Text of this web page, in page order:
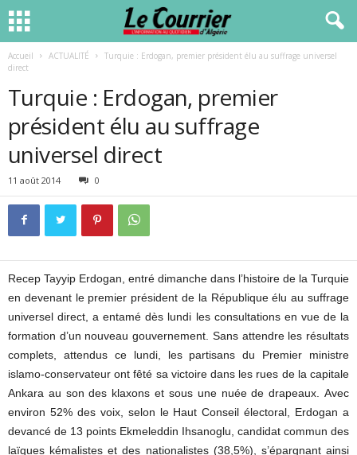
Accueil ACTUALITÉ
Turquie : Erdogan, premier président élu au suffrage universel
direct
Turquie : Erdogan, premier
président élu au suffrage
universel direct
11 août 2014 0
Recep Tayyip Erdogan, entré dimanche dans l’histoire de la Turquie
en devenant le premier président de la République élu au suffrage
universel direct, a entamé dès lundi les consultations en vue de la
formation d’un nouveau gouvernement. Sans attendre les résultats
complets, attendus ce lundi, les partisans du Premier ministre
islamo-conservateur ont fêté sa victoire dans les rues de la capitale
Ankara au son des klaxons et sous une nuée de drapeaux. Avec
environ 52% des voix, selon le Haut Conseil électoral, Erdogan a
devancé de 13 points Ekmeleddin Ihsanoglu, candidat commun des
laïques kémalistes et des nationalistes (38,5%), s’épargnant ainsi